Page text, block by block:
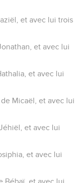
et avec lui trois
et avec lui
et avec lui
Micaël, et avec lui
et avec lui
et avec lui
Bébaï, et avec lui